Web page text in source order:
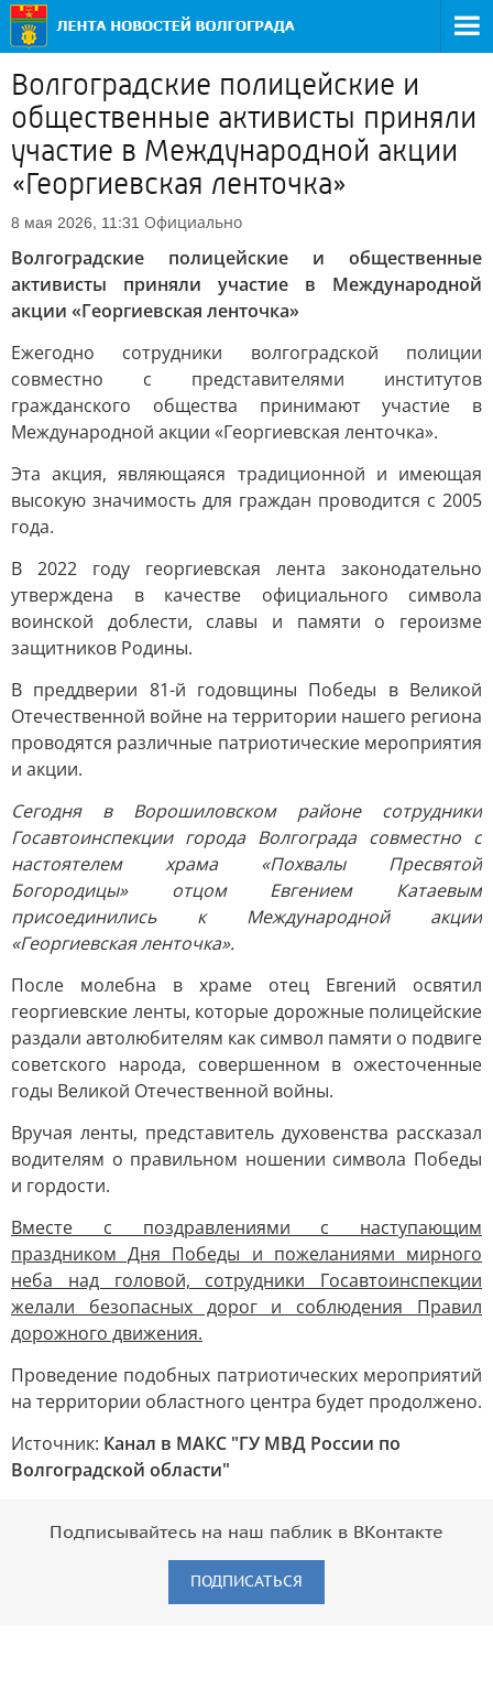
Волгоградские полицейские и
общественные активисты приняли
участие в Международной акции
«Георгиевская ленточка»
8 мая 2026, 11:31 Официально
Волгоградские полицейские и общественные
активисты приняли участие в Международной
акции «Георгиевская ленточка»
Ежегодно сотрудники волгоградской полиции
совместно с представителями институтов
гражданского общества принимают участие в
Международной акции «Георгиевская ленточка».
Эта акция, являющаяся традиционной и имеющая
высокую значимость для граждан проводится с 2005
года.
В 2022 году георгиевская лента законодательно
утверждена в качестве официального символа
воинской доблести, славы и памяти о героизме
защитников Родины.
В преддверии 81-й годовщины Победы в Великой
Отечественной войне на территории нашего региона
проводятся различные патриотические мероприятия
и акции.
Сегодня в Ворошиловском районе сотрудники
Госавтоинспекции города Волгограда совместно с
настоятелем храма «Похвалы Пресвятой
Богородицы» отцом Евгением Катаевым
присоединились к Международной акции
«Георгиевская ленточка».
После молебна в храме отец Евгений освятил
георгиевские ленты, которые дорожные полицейские
раздали автолюбителям как символ памяти о подвиге
советского народа, совершенном в ожесточенные
годы Великой Отечественной войны.
Вручая ленты, представитель духовенства рассказал
водителям о правильном ношении символа Победы
и гордости.
Вместе с поздравлениями с наступающим
праздником Дня Победы и пожеланиями мирного
неба над головой, сотрудники Госавтоинспекции
желали безопасных дорог и соблюдения Правил
дорожного движения.
Проведение подобных патриотических мероприятий
на территории областного центра будет продолжено.
Источник: Канал в МАКС "ГУ МВД России по
Волгоградской области"
Подписывайтесь на наш паблик в ВКонтакте
ПОДПИСАТЬСЯ